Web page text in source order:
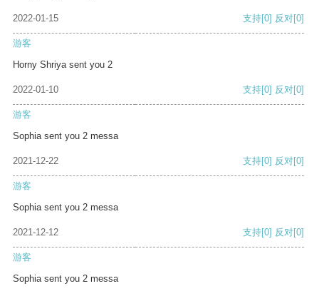
2022-01-15 支持[0] 反对[0]
游客
Horny Shriya sent you 2
2022-01-10 支持[0] 反对[0]
游客
Sophia sent you 2 messa
2021-12-22 支持[0] 反对[0]
游客
Sophia sent you 2 messa
2021-12-12 支持[0] 反对[0]
游客
Sophia sent you 2 messa